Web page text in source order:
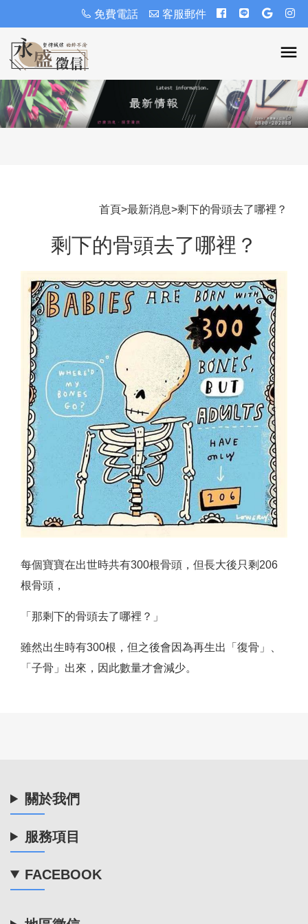
免費電話 客服郵件
首頁>最新消息>剩下的骨頭去了哪裡？
剩下的骨頭去了哪裡？
每個寶寶在出世時共有300根骨頭，但長大後只剩206
根骨頭，
「那剩下的骨頭去了哪裡？」
雖然出生時有300根，但之後會因為再生出「復骨」、
「子骨」出來，因此數量才會減少。
關於我們
服務項目
FACEBOOK